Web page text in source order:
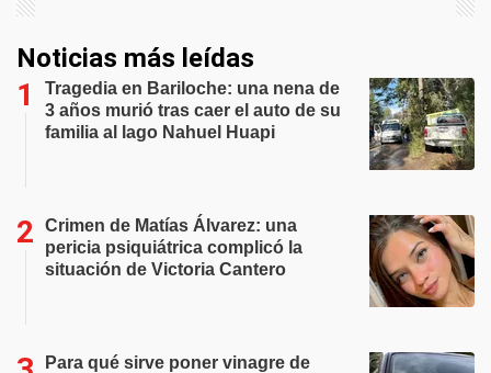
Noticias más leídas
Tragedia en Bariloche: una nena de
3 años murió tras caer el auto de su
familia al lago Nahuel Huapi
Crimen de Matías Álvarez: una
pericia psiquiátrica complicó la
situación de Victoria Cantero
Para qué sirve poner vinagre de